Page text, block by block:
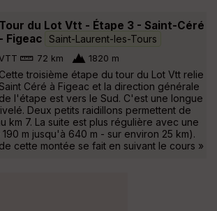
Tour du Lot Vtt - Étape 3 - Saint-Céré
- Figeac Saint-Laurent-les-Tours
72 km 1820 m
Cette troisième étape du tour du Lot Vtt relie
Céré à Figeac et la direction générale
de l'étape est vers le Sud. C'est une longue
Deux petits raidillons permettent de
km 7. La suite est plus régulière avec une
m jusqu'à 640 m - sur environ 25 km).
cette montée se fait en suivant le cours »